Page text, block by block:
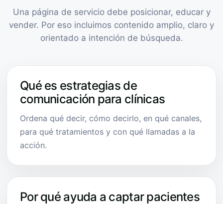
Una página de servicio debe posicionar, educar y
vender. Por eso incluimos contenido amplio, claro y
orientado a intención de búsqueda.
Qué es estrategias de
comunicación para clínicas
Ordena qué decir, cómo decirlo, en qué canales,
para qué tratamientos y con qué llamadas a la
acción.
Por qué ayuda a captar pacientes